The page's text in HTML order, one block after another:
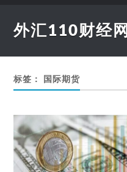
外汇110财经网
标签： 国际期货